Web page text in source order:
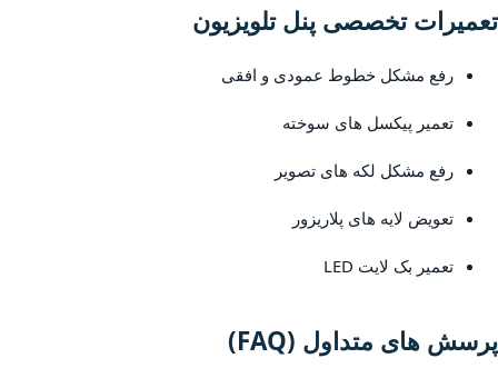
تعمیرات تخصصی پنل تلویزیون
رفع مشکل خطوط عمودی و افقی
تعمیر پیکسل های سوخته
رفع مشکل لکه های تصویر
تعویض لایه های پلاریزور
تعمیر بک لایت LED
پرسش های متداول (FAQ)